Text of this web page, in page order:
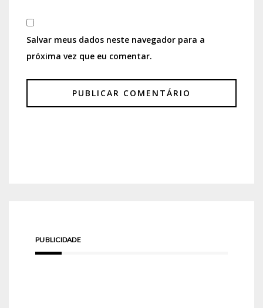
Salvar meus dados neste navegador para a
próxima vez que eu comentar.
PUBLICIDADE